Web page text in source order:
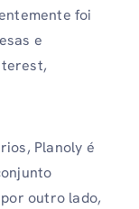
foi
e
Planoly é
outro lado,